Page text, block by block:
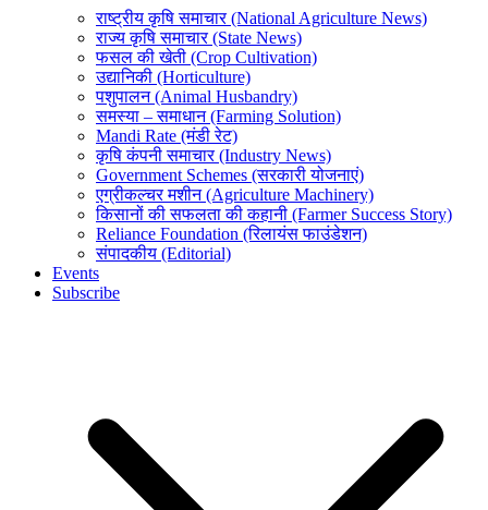
राष्ट्रीय कृषि समाचार (National Agriculture News)
राज्य कृषि समाचार (State News)
फसल की खेती (Crop Cultivation)
उद्यानिकी (Horticulture)
पशुपालन (Animal Husbandry)
समस्या – समाधान (Farming Solution)
Mandi Rate (मंडी रेट)
कृषि कंपनी समाचार (Industry News)
Government Schemes (सरकारी योजनाएं)
एग्रीकल्चर मशीन (Agriculture Machinery)
किसानों की सफलता की कहानी (Farmer Success Story)
Reliance Foundation (रिलायंस फाउंडेशन)
संपादकीय (Editorial)
Events
Subscribe